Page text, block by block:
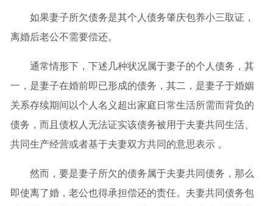
如果妻子所欠债务是其个人债务肇庆包养小三取证，
离婚后老公不需要偿还。
通常情形下，下述几种状况属于妻子的个人债务，其
一，是妻子在婚前即已形成的债务，其二，是妻子于婚姻
关系存续期间以个人名义超出家庭日常生活所需而背负的
债务，而且债权人无法证实该债务被用于夫妻共同生活、
共同生产经营或者基于夫妻双方共同的意思表示 。
然而，要是妻子所欠的债务属于夫妻共同债务，那么
即使离了婚，老公也得承担偿还的责任。夫妻共同债务包